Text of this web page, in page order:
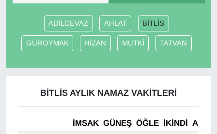
ADİLCEVAZ AHLAT BİTLİS
GÜROYMAK HİZAN MUTKİ TATVAN
BİTLİS AYLIK NAMAZ VAKITLERI
İMSAK GÜNEŞ ÖĞLE İKINDI
Haber
HABERDE İNSAN
Kadın
Kamu Alımları